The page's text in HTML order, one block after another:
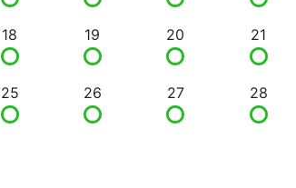
18 19 20 21
25 26 27 28